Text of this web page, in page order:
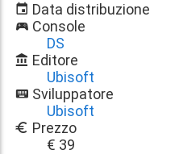
Data distribuzione
Console
DS
Editore
Ubisoft
Sviluppatore
Ubisoft
Prezzo
€ 39